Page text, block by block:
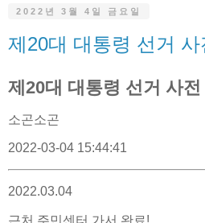
2022년 3월 4일 금요일
제20대 대통령 선거 사
제20대 대통령 선거 사
소곤소곤
2022-03-04 15:44:41
2022.03.04
근처 주민센터 가서 완료!